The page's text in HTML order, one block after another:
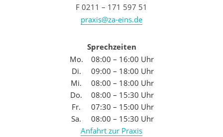
F 0211 – 171 597 51
praxis@za-eins.de
Sprechzeiten
Mo.
08:00 – 16:00 Uhr
Di.
09:00 – 18:00 Uhr
Mi.
08:00 – 18:00 Uhr
Do.
08:00 – 15:30 Uhr
Fr.
07:30 – 15:00 Uhr
Sa.
08:00 – 15:30 Uhr
Anfahrt zur Praxis